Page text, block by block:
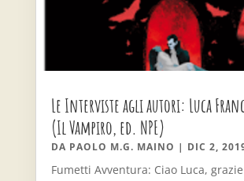
Le Interviste agli autori: Luca
(Il Vampiro, ed. NPE)
DA PAOLO M.G. MAINO | DIC 2,
Fumetti Avventura: Ciao Luca,